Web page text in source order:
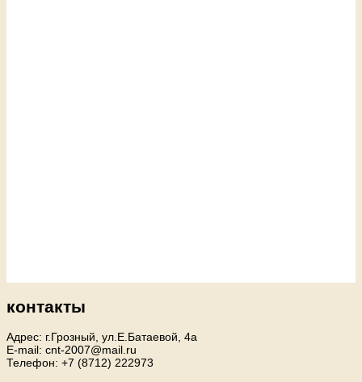
контакты
Адрес: г.Грозный, ул.Е.Батаевой, 4а
E-mail: cnt-2007@mail.ru
Телефон: +7 (8712) 222973